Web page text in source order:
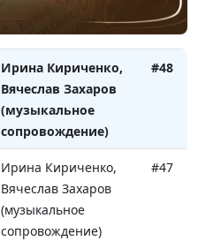
(музыкальное
сопровождение)
Ирина Кириченко,
Вячеслав Захаров
(музыкальное
сопровождение)
#48
Ирина Кириченко,
Вячеслав Захаров
(музыкальное
сопровождение)
#47